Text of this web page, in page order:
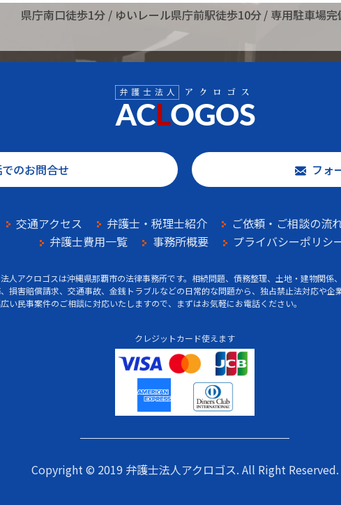
県庁南口徒歩1分 / ゆいレール県庁前駅徒歩10分/ 専用駐車場完
のお問合せ フォ
交通アクセス 弁護士・税理士紹介
ご依頼・ご相談の流
弁護士費用一覧
事務所概要 プライバシーポリシ
人アクロゴスは沖縄県那覇市の法律事務所です。相続問題、債務整理、土地・建物関係
損害賠償請求、交通事故、金銭トラブルなどの日常的な問題から、独占禁止法対応や企
い民事案件のご相談に対応いたしますので、まずはお気軽にお電話ください。
クレジットカード使えます
Copyright © 2019 弁護士法人アクロゴス. All Right Reserved.